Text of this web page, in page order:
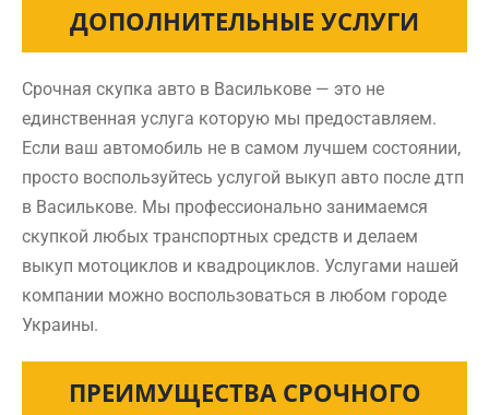
ДОПОЛНИТЕЛЬНЫЕ УСЛУГИ
Срочная скупка авто в Василькове — это не
единственная услуга которую мы предоставляем.
Если ваш автомобиль не в самом лучшем состоянии,
просто воспользуйтесь услугой выкуп авто после дтп
в Василькове. Мы профессионально занимаемся
скупкой любых транспортных средств и делаем
выкуп мотоциклов и квадроциклов. Услугами нашей
компании можно воспользоваться в любом городе
Украины.
ПРЕИМУЩЕСТВА СРОЧНОГО